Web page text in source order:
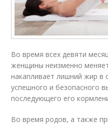
Во время всех девяти
женщины неизменно
накапливает лишний жир в
успешного и безопасного
последующего его
Во время родов, а также